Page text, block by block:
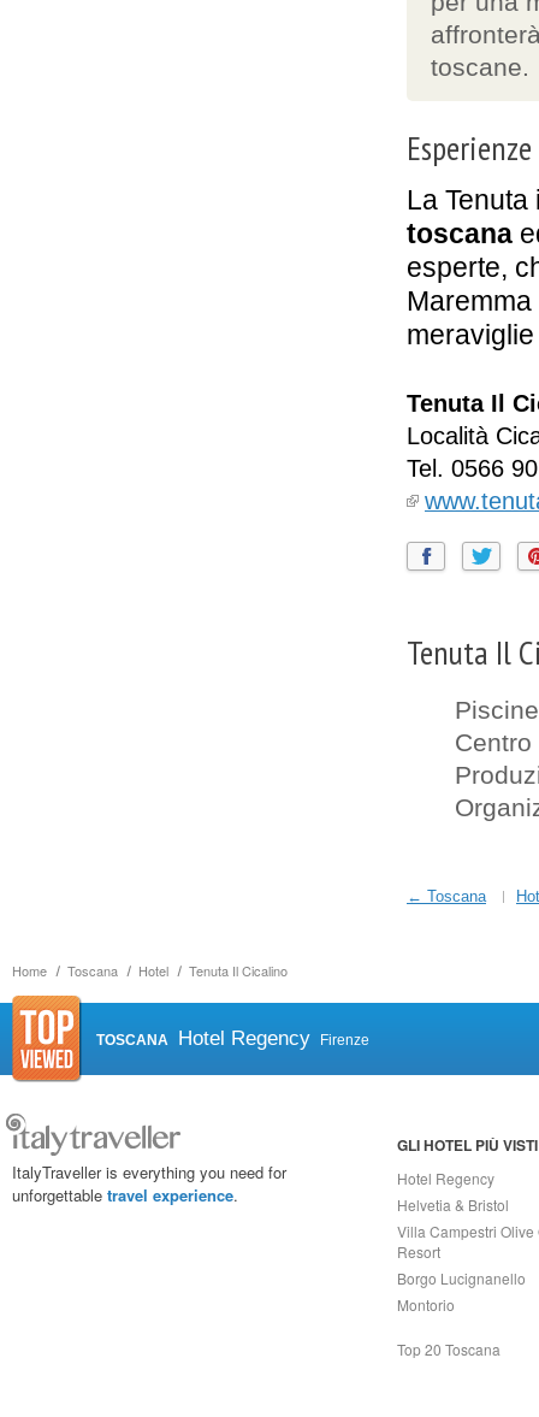
Home Toscana Hotel Tenuta Il Cicalino
toscane.
La
toscana
esperte,
Tenuta Il
Località
Tel. 0566
Tenuta Il
← Toscana
TOSCANA Hotel Regency Firenze
ItalyTraveller is everything you need for
unforgettable travel experience.
GLI HOTEL PIÙ VISTI
Hotel Regency
Helvetia & Bristol
Villa Campestri Olive
Resort
Borgo Lucignanello
Montorio
Top 20 Toscana